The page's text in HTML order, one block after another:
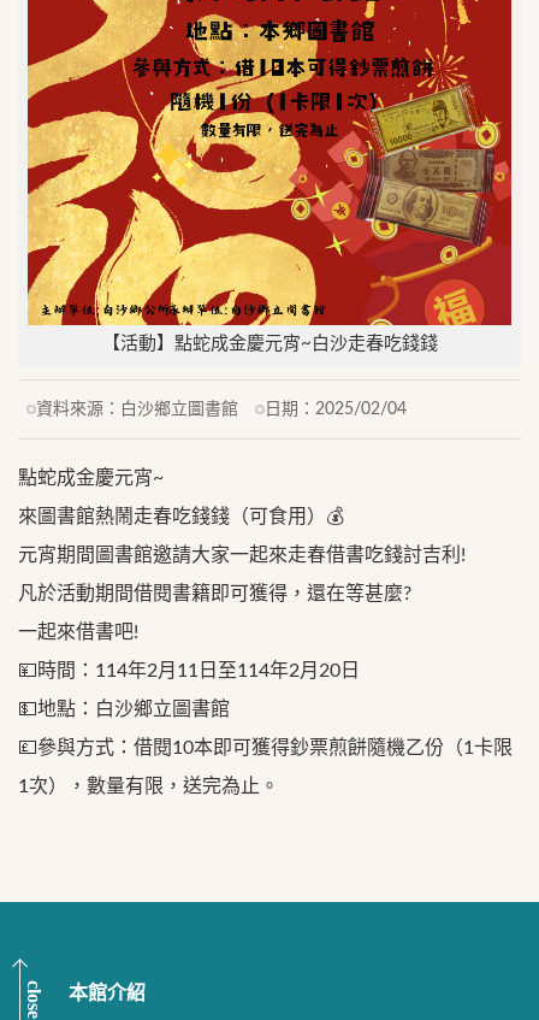
【活動】點蛇成金慶元宵~白沙走春吃錢錢
資料來源： 白沙鄉立圖書館 日期： 2025/02/04
點蛇成金慶元宵~
來圖書館熱鬧走春吃錢錢（可食用）💰
元宵期間圖書館邀請大家一起來走春借書吃錢討吉利!
凡於活動期間借閱書籍即可獲得，還在等甚麼?
一起來借書吧!
💴時間：114年2月11日至114年2月20日
💵地點：白沙鄉立圖書館
💷參與方式：借閱10本即可獲得鈔票煎餅隨機乙份（1卡限
1次），數量有限，送完為止。
close 本館介紹